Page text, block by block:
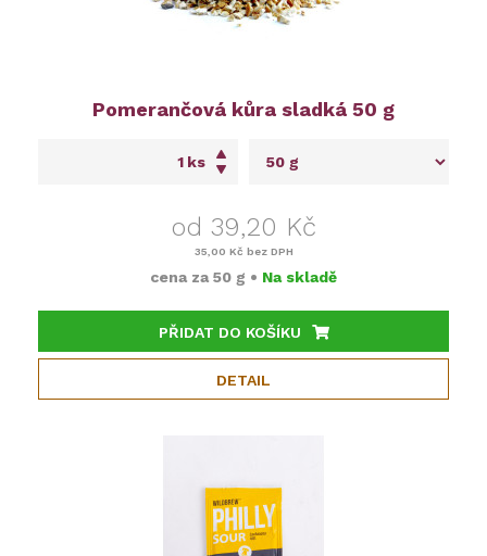
Pomerančová kůra sladká 50 g
ks
od 39,20 Kč
35,00 Kč bez DPH
cena za 50 g • Na skladě
PŘIDAT DO KOŠÍKU
DETAIL